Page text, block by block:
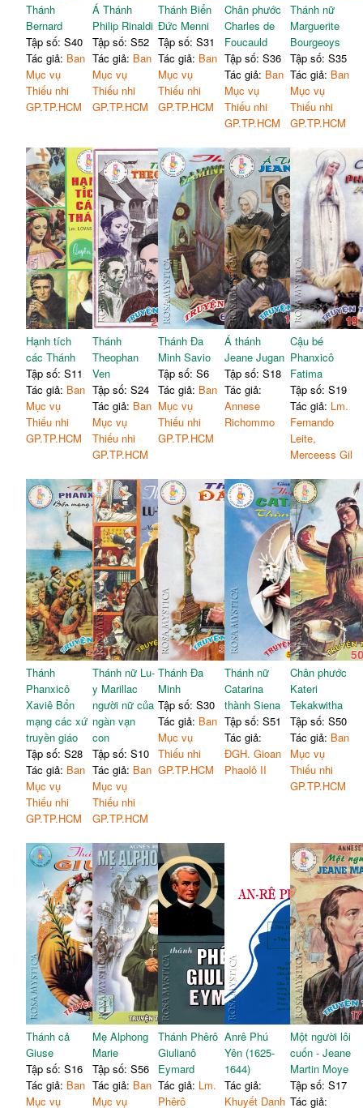
Thánh
Bernard
Tập số: S40
Tác giả: Ban
Mục vụ
Thiếu nhi
GP.TP.HCM
Á Thánh
Philip Rinaldi
Tập số: S52
Tác giả: Ban
Mục vụ
Thiếu nhi
GP.TP.HCM
Thánh Biển
Đức Menni
Tập số: S31
Tác giả: Ban
Mục vụ
Thiếu nhi
GP.TP.HCM
Chân phước
Charles de
Foucauld
Tập số: S36
Tác giả: Ban
Mục vụ
Thiếu nhi
GP.TP.HCM
Thánh nữ
Marguerite
Bourgeoys
Tập số: S35
Tác giả: Ban
Mục vụ
Thiếu nhi
GP.TP.HCM
Hạnh tích
các Thánh
Tập số: S11
Tác giả: Ban
Mục vụ
Thiếu nhi
GP.TP.HCM
Thánh
Theophan
Ven
Tập số: S24
Tác giả: Ban
Mục vụ
Thiếu nhi
GP.TP.HCM
Thánh Đa
Minh Savio
Tập số: S6
Tác giả: Ban
Mục vụ
Thiếu nhi
GP.TP.HCM
Á thánh
Jeane Jugan
Tập số: S18
Tác giả:
Annese
Richommo
Cậu bé
Phanxicô
Fatima
Tập số: S19
Tác giả: Lm.
Fernando
Leite,
Merceess Gil
Thánh
Phanxicô
Xaviê Bổn
mạng các xứ
truyền giáo
Tập số: S28
Tác giả: Ban
Mục vụ
Thiếu nhi
GP.TP.HCM
Thánh nữ Lu-
y Marillac
người nữ của
ngàn vạn
con
Tập số: S10
Tác giả: Ban
Mục vụ
Thiếu nhi
GP.TP.HCM
Thánh Đa
Minh
Tập số: S30
Tác giả: Ban
Mục vụ
Thiếu nhi
GP.TP.HCM
Thánh nữ
Catarina
thành Siena
Tập số: S51
Tác giả:
ĐGH. Gioan
Phaolô II
Chân phước
Kateri
Tekakwitha
Tập số: S50
Tác giả: Ban
Mục vụ
Thiếu nhi
GP.TP.HCM
Thánh cả
Giuse
Tập số: S16
Tác giả: Ban
Mục vụ
Mẹ Alphong
Marie
Tập số: S56
Tác giả: Ban
Mục vụ
Thánh Phêrô
Giulianô
Eymard
Tác giả: Lm.
Phêrô
Anrê Phú
Yên (1625-
1644)
Tác giả:
Khuyết Danh
Một người lôi
cuốn - Jeane
Martin Moye
Tập số: S17
Tác giả: